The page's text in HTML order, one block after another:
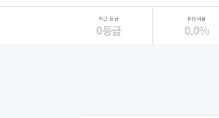
최근 등급
0등급
BIS비율
0.0%